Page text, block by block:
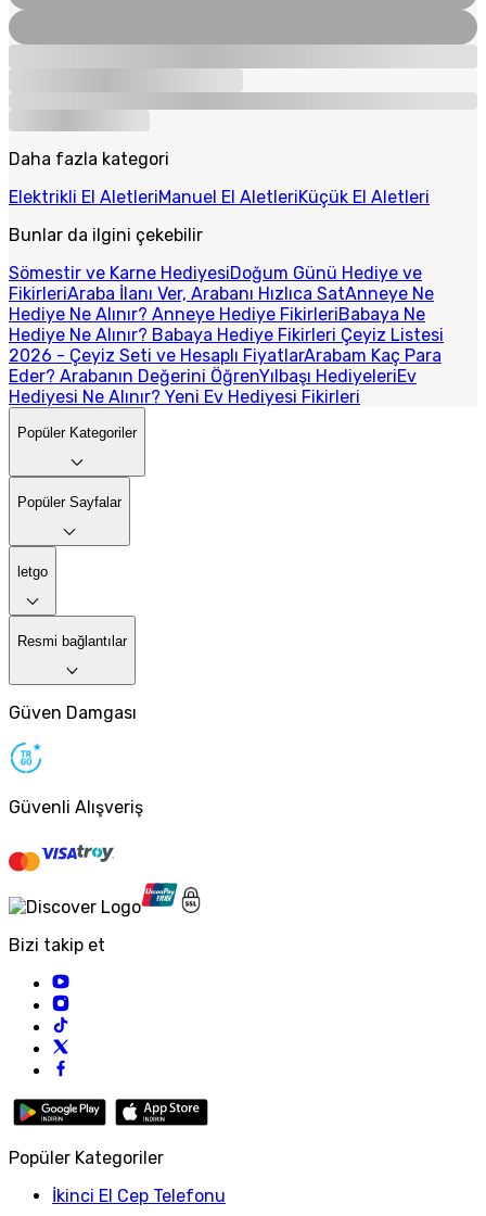
Daha fazla kategori
Elektrikli El AletleriManuel El AletleriKüçük El Aletleri
Bunlar da ilgini çekebilir
Sömestir ve Karne HediyesiDoğum Günü Hediye ve
FikirleriAraba İlanı Ver, Arabanı Hızlıca SatAnneye Ne
Hediye Ne Alınır? Anneye Hediye FikirleriBabaya Ne
Hediye Ne Alınır? Babaya Hediye Fikirleri Çeyiz Listesi
2026 - Çeyiz Seti ve Hesaplı FiyatlarArabam Kaç Para
Eder? Arabanın Değerini ÖğrenYılbaşı HediyeleriEv
Hediyesi Ne Alınır? Yeni Ev Hediyesi Fikirleri
Popüler Kategoriler
Popüler Sayfalar
letgo
Resmi bağlantılar
Güven Damgası
Güvenli Alışveriş
Bizi takip et
Popüler Kategoriler
İkinci El Cep Telefonu